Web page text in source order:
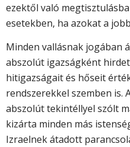
ezektől való
esetekben, ha azokat a
Minden vallásnak jogában
abszolút igazságként
hitigazságait és hőseit
rendszerekkel szemben is.
abszolút tekintéllyel szólt
kizárta minden más
Izraelnek átadott